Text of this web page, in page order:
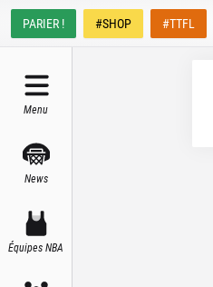
PARIER ! #SHOP #TTFL
Menu
News
Équipes NBA